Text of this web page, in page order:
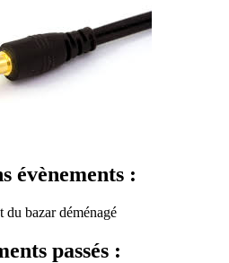
évènements :
du bazar déménagé
passés :